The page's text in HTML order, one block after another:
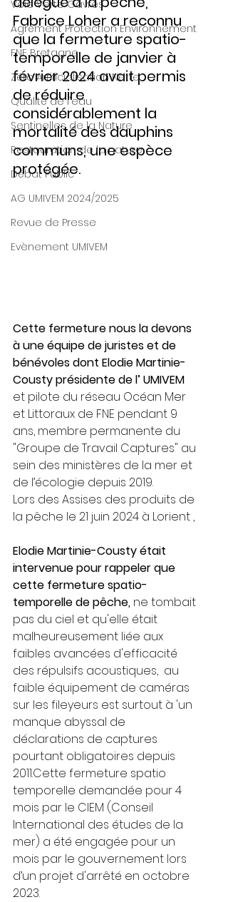
Voie Verte Gâvres
Agrément Protection Environnement
FNE Bretagne
Zéro Artificialisation Nette
Qualité de l'eau
Sentinelles de la Nature
Restauration de la nature
Débat Public
AG UMIVEM 2024/2025
Revue de Presse
Evènement UMIVEM
Fabrice Loher a reconnu
que la fermeture spatio-
temporelle de janvier à
février 2024 avait permis
de réduire
considérablement la
mortalité des dauphins
communs, une espèce
protégée.
Cette fermeture nous la devons
à une équipe de juristes et de
bénévoles dont Elodie Martinie-
Cousty présidente de l’ UMIVEM
et pilote du réseau Océan Mer
et Littoraux de FNE pendant 9
ans, membre permanente du
"Groupe de Travail Captures" au
sein des ministères de la mer et
de l’écologie depuis 2019.
Lors des Assises des produits de
la pêche le 21 juin 2024 à Lorient ,
Elodie Martinie-Cousty était
intervenue pour rappeler que
cette fermeture spatio-
temporelle de pêche, ne tombait
pas du ciel et qu'elle était
malheureusement liée aux
faibles avancées d'efficacité
des répulsifs acoustiques,  au
faible équipement de caméras
sur les fileyeurs est surtout à 'un
manque abyssal de
déclarations de captures
pourtant obligatoires depuis
2011.Cette fermeture spatio
temporelle demandée pour 4
mois par le CIEM (Conseil
International des études de la
mer) a été engagée pour un
mois par le gouvernement lors
d’un projet d'arrêté en octobre
2023.